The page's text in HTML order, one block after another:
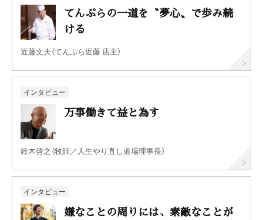
てんぷらの一道を〝夢心〟で歩み続
ける
近藤文夫（てんぷら近藤 店主）
インタビュー
万事働きて益と為す
鈴木啓之（牧師／人生やり直し道場理事長）
インタビュー
嫌なことの周りには、素敵なことが